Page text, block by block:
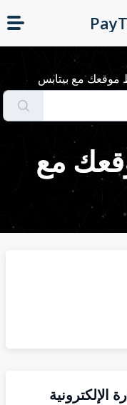
موقعك مع بيتابس
مع
الإلكترونية